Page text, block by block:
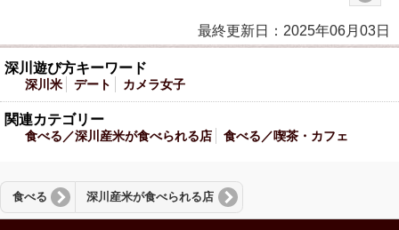
最終更新日：2025年06月03日
深川遊び方キーワード
深川米 デート カメラ女子
関連カテゴリー
食べる／深川産米が食べられる店 食べる／喫茶・カフェ
食べる 深川産米が食べられる店